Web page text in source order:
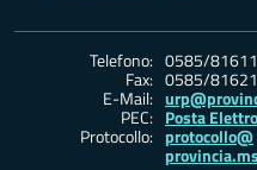
Telefono: 0585/
Fax: 0585/
E-Mail:
PEC: Posta
Protocollo: protocollo@